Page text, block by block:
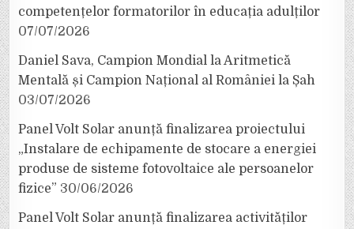
competențelor formatorilor în educația adulților
07/07/2026
Daniel Sava, Campion Mondial la Aritmetică
Mentală și Campion Național al României la Șah
03/07/2026
Panel Volt Solar anunță finalizarea proiectului
„Instalare de echipamente de stocare a energiei
produse de sisteme fotovoltaice ale persoanelor
fizice” 30/06/2026
Panel Volt Solar anunță finalizarea activităților